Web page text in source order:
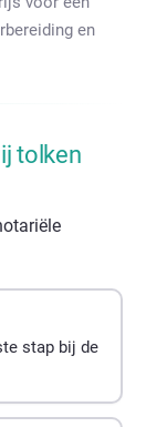
en
tolken
stap bij de